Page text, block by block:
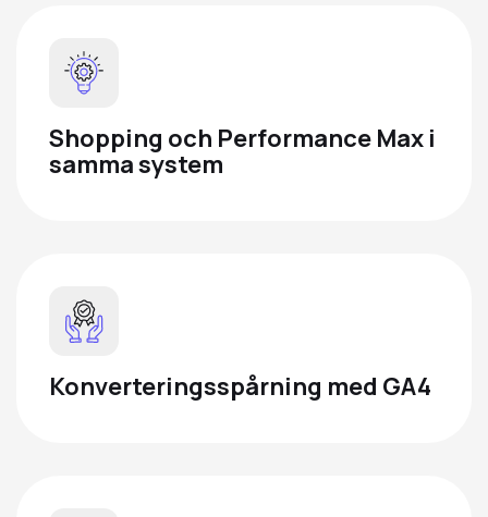
Shopping och Performance Max i
samma system
Konverteringsspårning med GA4